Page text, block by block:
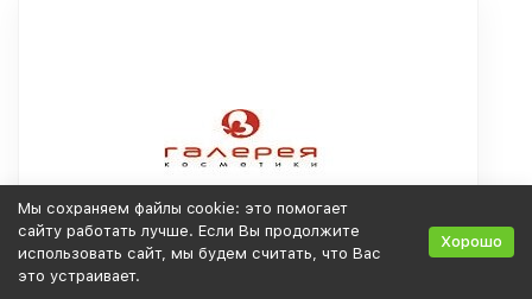
Мы сохраняем файлы cookie: это помогает
сайту работать лучше. Если Вы продолжите
использовать сайт, мы будем считать, что Вас
это устраивает.
Хорошо